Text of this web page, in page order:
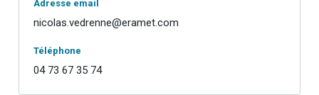
Adresse email
nicolas.vedrenne@eramet.com
Téléphone
04 73 67 35 74